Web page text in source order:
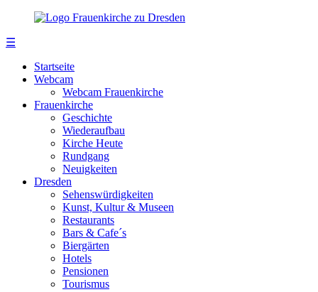
☰
Startseite
Webcam
Webcam Frauenkirche
Frauenkirche
Geschichte
Wiederaufbau
Kirche Heute
Rundgang
Neuigkeiten
Dresden
Sehenswürdigkeiten
Kunst, Kultur & Museen
Restaurants
Bars & Cafe´s
Biergärten
Hotels
Pensionen
Tourismus